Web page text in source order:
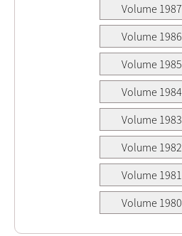
Volume 1987
Volume 1986
Volume 1985
Volume 1984
Volume 1983
Volume 1982
Volume 1981
Volume 1980